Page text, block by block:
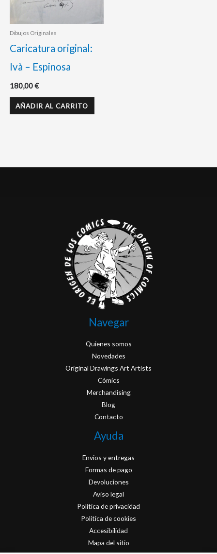
Dibujos Originales
Caricatura original:
Ivà – Espinosa
180,00€
AÑADIR AL CARRITO
Navegar
Quienes somos
Novedades
Original Drawings Art Artists
Cómics
Merchandising
Blog
Contacto
Ayuda
Envios y entregas
Formas de pago
Devoluciones
Aviso legal
Política de privacidad
Política de cookies
Accesibilidad
Mapa del sitio